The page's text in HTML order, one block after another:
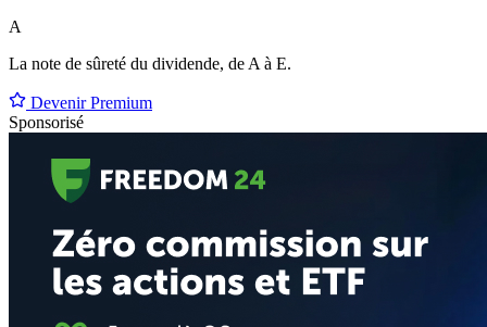
A
La note de sûreté du dividende, de A à E.
Devenir Premium
Sponsorisé